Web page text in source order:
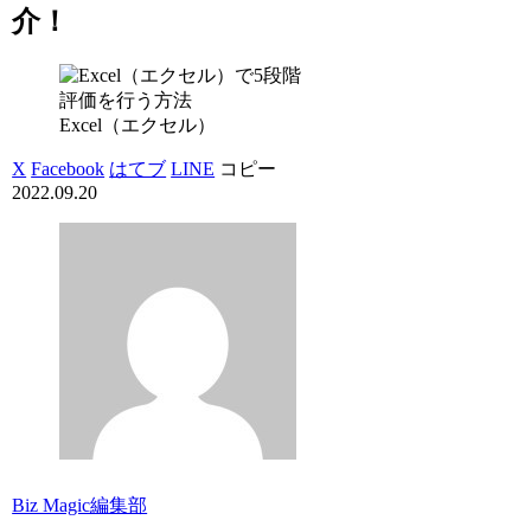
介！
Excel（エクセル）
X Facebook はてブ LINE コピー
2022.09.20
Biz Magic編集部